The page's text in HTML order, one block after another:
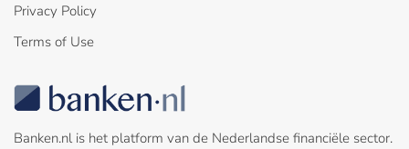
Privacy Policy
Terms of Use
Banken.nl is het platform van de Nederlandse financiële sector.